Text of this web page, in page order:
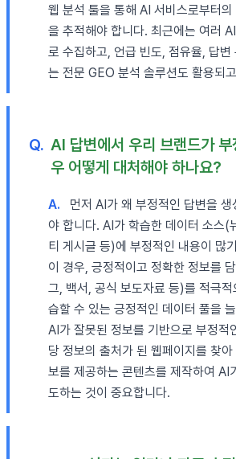
웹 분석 툴을 통해 AI 서비스로부터
을 추적해야 합니다. 최근에는 여러
로 수집하고, 언급 빈도, 점유율, 답변
는 전문 GEO 분석 솔루션도 활용되
Q. AI 답변에서 우리 브랜드가
우 어떻게 대처해야 하나요?
A.
먼저 AI가 왜 부정적인 답변을
야 합니다. AI가 학습한 데이터 소스(
티 게시글 등)에 부정적인 내용이 많
이 경우, 긍정적이고 정확한 정보를
그, 백서, 공식 보도자료 등)를 적극
습할 수 있는 긍정적인 데이터 풀을
AI가 잘못된 정보를 기반으로 부정적
당 정보의 출처가 된 웹페이지를 찾
보를 제공하는 콘텐츠를 제작하여 AI
도하는 것이 중요합니다.